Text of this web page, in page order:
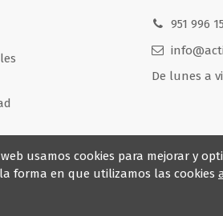
951 996
De lunes a
usamos cookies para mejorar y
forma en que utilizamos las cookies